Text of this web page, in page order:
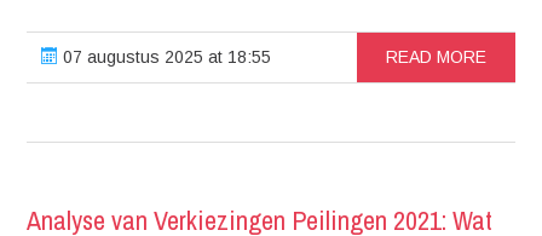
07 augustus 2025 at 18:55 READ MORE
Analyse van Verkiezingen Peilingen 2021: Wat